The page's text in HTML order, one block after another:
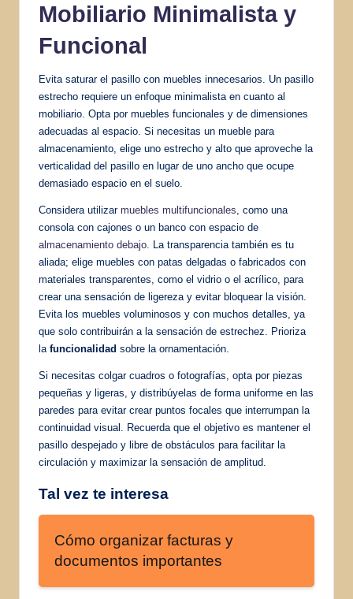
Mobiliario Minimalista y
Funcional
Evita saturar el pasillo con muebles innecesarios. Un pasillo
estrecho requiere un enfoque minimalista en cuanto al
mobiliario. Opta por muebles funcionales y de dimensiones
adecuadas al espacio. Si necesitas un mueble para
almacenamiento, elige uno estrecho y alto que aproveche la
verticalidad del pasillo en lugar de uno ancho que ocupe
demasiado espacio en el suelo.
Considera utilizar muebles multifuncionales , como una
consola con cajones o un banco con espacio de
almacenamiento debajo . La transparencia también es tu
aliada; elige muebles con patas delgadas o fabricados con
materiales transparentes, como el vidrio o el acrílico, para
crear una sensación de ligereza y evitar bloquear la visión.
Evita los muebles voluminosos y con muchos detalles, ya
que solo contribuirán a la sensación de estrechez. Prioriza
la funcionalidad sobre la ornamentación.
Si necesitas colgar cuadros o fotografías, opta por piezas
pequeñas y ligeras, y distribúyelas de forma uniforme en las
paredes para evitar crear puntos focales que interrumpan la
continuidad visual. Recuerda que el objetivo es mantener el
pasillo despejado y libre de obstáculos para facilitar la
circulación y maximizar la sensación de amplitud.
Tal vez te interesa
Cómo organizar facturas y
documentos importantes